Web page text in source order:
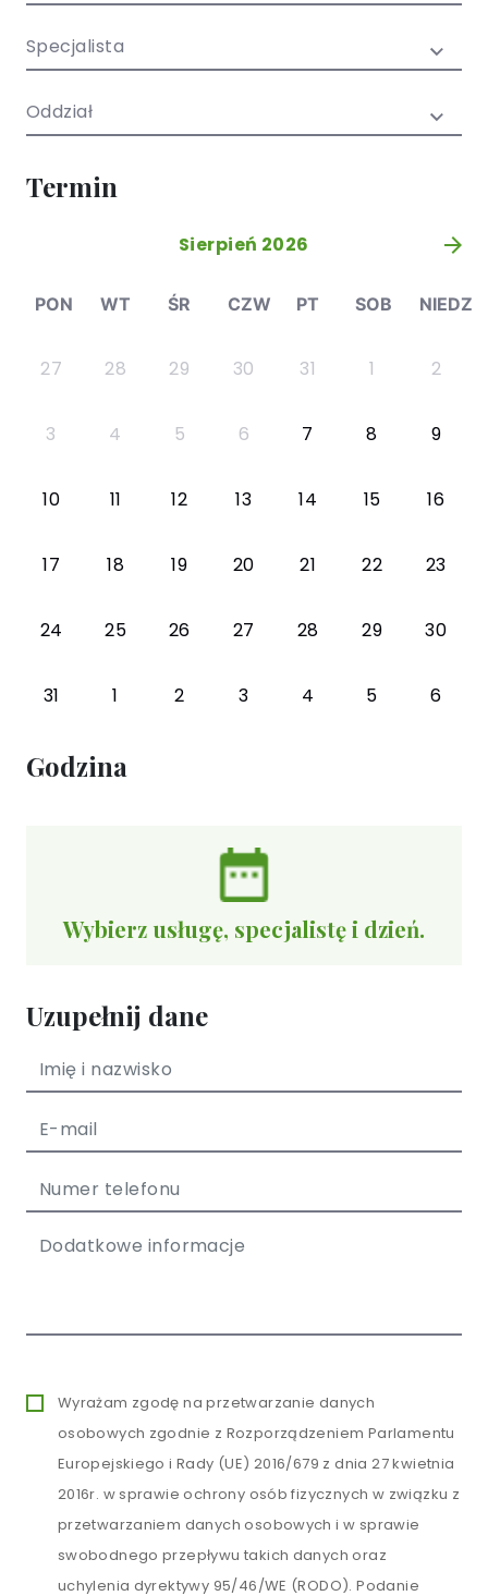
młodzieży
Specjalista
Oddział
Termin
Sierpień 2026 »
PON WT ŚR CZW PT SOB NIEDZ
27 28 29 30 31 1 2
3 4 5 6 7 8 9
10 11 12 13 14 15 16
17 18 19 20 21 22 23
24 25 26 27 28 29 30
31 1 2 3 4 5 6
Godzina
Wybierz usługę, specjalistę i dzień.
Uzupełnij dane
Wyrażam zgodę na przetwarzanie danych
osobowych zgodnie z Rozporządzeniem Parlamentu
Europejskiego i Rady (UE) 2016/679 z dnia 27 kwietnia
2016r. w sprawie ochrony osób fizycznych w związku z
przetwarzaniem danych osobowych i w sprawie
swobodnego przepływu takich danych oraz
uchylenia dyrektywy 95/46/WE (RODO). Podanie